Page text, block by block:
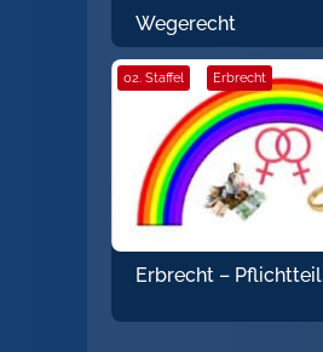
Wegerecht
02. Staffel Erbrecht
Erbrecht – Pflichtteil